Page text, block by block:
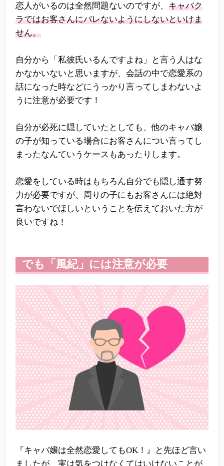
恋人がいるのは全然問題ないのですが、 キャバク
ラではお客さんにバレないようにしないといけま
せん。
自分から「私彼氏いるんですよね」と言う人はな
かなかいないと思いますが、会話の中で恋愛系の
話になった時などにうっかり言ってしまわないよ
うに注意が必要です！
自分が必死に隠していたとしても、他のキャバ嬢
の子が知っている場合にお客さんについ言ってし
まったなんていうケースもあったりします。
恋愛をしている時はもちろん自分でも隠し通す努
力が必要ですが、周りの子にもお客さんには絶対
言わないでほしいということを伝えておいた方が
良いですね！
でも「風紀」には注意が必要
『キャバ嬢は全然恋愛してもOK！』と先ほど言い
ましたが、実は気をつけなくてはいけないことが